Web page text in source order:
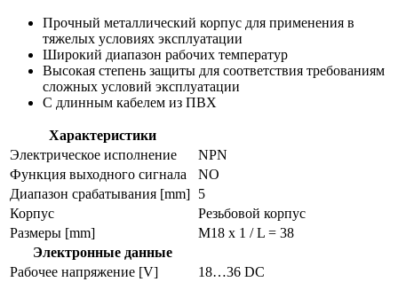
Прочный металлический корпус для применения в
тяжелых условиях эксплуатации
Широкий диапазон рабочих температур
Высокая степень защиты для соответствия требованиям
сложных условий эксплуатации
С длинным кабелем из ПВХ
Характеристики
Электрическое исполнение
NPN
Функция выходного сигнала
NO
Диапазон срабатывания [mm] 5
Корпус
Резьбовой корпус
Размеры [mm]
M18 x 1 / L = 38
Электронные данные
Рабочее напряжение [V]
18…36 DC